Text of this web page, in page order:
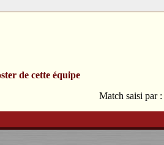
de cette équipe
Match saisi par :